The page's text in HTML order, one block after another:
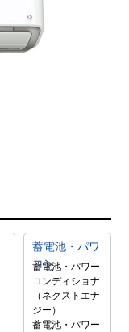
蓄電池・パワ
コン
蓄電池・パワー
コンディショナ
（ネクストエナ
ジー）
蓄電池・パワー